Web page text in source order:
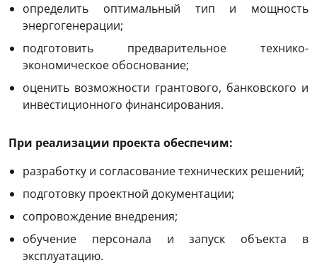
определить оптимальный тип и мощность
энергогенерации;
подготовить предварительное технико-
экономическое обоснование;
оценить возможности грантового, банковского и
инвестиционного финансирования.
При реализации проекта обеспечим:
разработку и согласование технических решений;
подготовку проектной документации;
сопровождение внедрения;
обучение персонала и запуск объекта в
эксплуатацию.